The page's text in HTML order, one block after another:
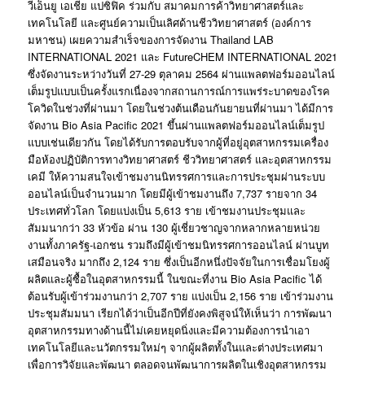
วีเอ็นยู เอเชีย แปซิฟิค ร่วมกับ สมาคมการค้าวิทยาศาสตร์และ
เทคโนโลยี และศูนย์ความเป็นเลิศด้านชีววิทยาศาสตร์ (องค์การ
มหาชน) เผยความสำเร็จของการจัดงาน Thailand LAB
INTERNATIONAL 2021 และ FutureCHEM INTERNATIONAL 2021
ซึ่งจัดงานระหว่างวันที่ 27-29 ตุลาคม 2564 ผ่านแพลตฟอร์มออนไลน์
เต็มรูปแบบเป็นครั้งแรกเนื่องจากสถานการณ์การแพร่ระบาดของโรค
โควิดในช่วงที่ผ่านมา โดยในช่วงต้นเดือนกันยายนที่ผ่านมา ได้มีการ
จัดงาน Bio Asia Pacific 2021 ขึ้นผ่านแพลตฟอร์มออนไลน์เต็มรูป
แบบเช่นเดียวกัน โดยได้รับการตอบรับจากผู้ที่อยู่อุตสาหกรรมเครื่อง
มือห้องปฏิบัติการทางวิทยาศาสตร์ ชีววิทยาศาสตร์ และอุตสาหกรรม
เคมี ให้ความสนใจเข้าชมงานนิทรรศการและการประชุมผ่านระบบ
ออนไลน์เป็นจำนวนมาก โดยมีผู้เข้าชมงานถึง 7,737 รายจาก 34
ประเทศทั่วโลก โดยแบ่งเป็น 5,613 ราย เข้าชมงานประชุมและ
สัมมนากว่า 33 หัวข้อ ผ่าน 130 ผู้เชี่ยวชาญจากหลากหลายหน่วย
งานทั้งภาครัฐ-เอกชน รวมถึงมีผู้เข้าชมนิทรรศการออนไลน์ ผ่านบูท
เสมือนจริง มากถึง 2,124 ราย ซึ่งเป็นอีกหนึ่งปัจจัยในการเชื่อมโยงผู้
ผลิตและผู้ซื้อในอุตสาหกรรมนี้ ในขณะที่งาน Bio Asia Pacific ได้
ต้อนรับผู้เข้าร่วมงานกว่า 2,707 ราย แบ่งเป็น 2,156 ราย เข้าร่วมงาน
ประชุมสัมมนา เรียกได้ว่าเป็นอีกปีที่ยังคงพิสูจน์ให้เห็นว่า การพัฒนา
อุตสาหกรรมทางด้านนี้ไม่เคยหยุดนิ่งและมีความต้องการนำเอา
เทคโนโลยีและนวัตกรรมใหม่ๆ จากผู้ผลิตทั้งในและต่างประเทศมา
เพื่อการวิจัยและพัฒนา ตลอดจนพัฒนาการผลิตในเชิงอุตสาหกรรม